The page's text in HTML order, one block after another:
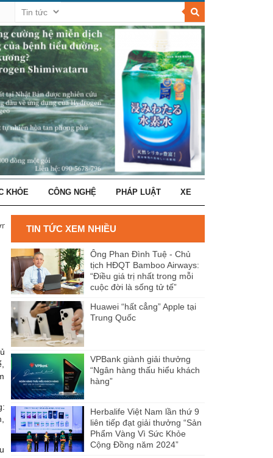
KHỎE CÔNG NGHỆ PHÁP LUẬT XE
TIN TỨC XEM NHIỀU
Ông Phan Đình Tuệ - Chủ
tịch HĐQT Bamboo Airways:
“Điều giá trị nhất trong mỗi
cuộc đời là sống tử tế”
Huawei “hất cẳng” Apple tại
Trung Quốc
VPBank giành giải thưởng
“Ngân hàng thấu hiểu khách
hàng”
Herbalife Việt Nam lần thứ 9
liên tiếp đạt giải thưởng “Sản
Phẩm Vàng Vì Sức Khỏe
Cộng Đồng năm 2024”